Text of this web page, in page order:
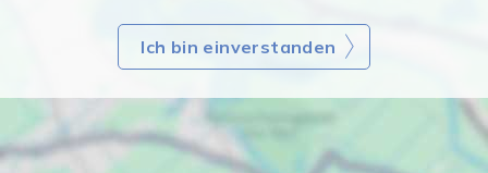
Ich bin einverstanden